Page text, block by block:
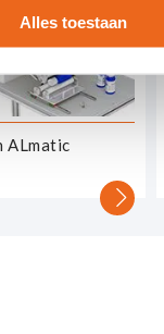
Alles toestaan
ALmatic